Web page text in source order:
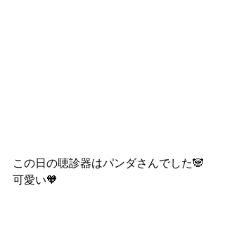
この日の聴診器はパンダさんでした🐼
可愛い🧡